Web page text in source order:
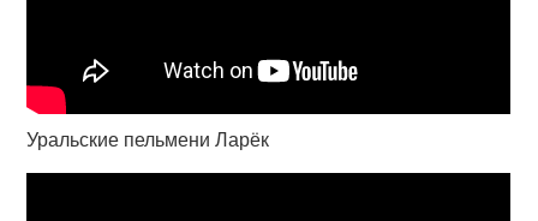
Уральские пельмени Ларёк